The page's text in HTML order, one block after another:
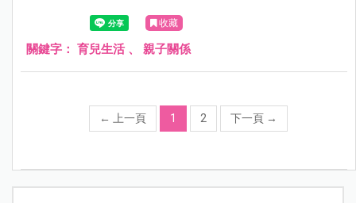
收藏
關鍵字： 育兒生活、 親子關係
← 上一頁 1 2 下一頁 →